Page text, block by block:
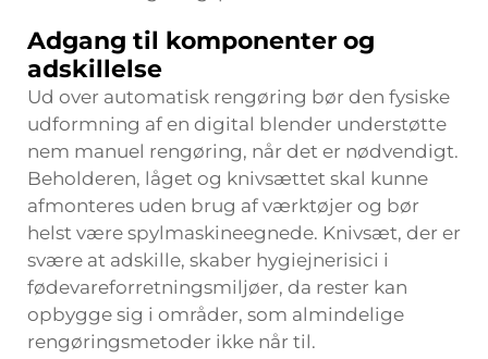
Adgang til komponenter og
adskillelse
Ud over automatisk rengøring bør den fysiske
udformning af en digital blender understøtte
nem manuel rengøring, når det er nødvendigt.
Beholderen, låget og knivsættet skal kunne
afmonteres uden brug af værktøjer og bør
helst være spylmaskineegnede. Knivsæt, der er
svære at adskille, skaber hygiejnerisici i
fødevareforretningsmiljøer, da rester kan
opbygge sig i områder, som almindelige
rengøringsmetoder ikke når til.